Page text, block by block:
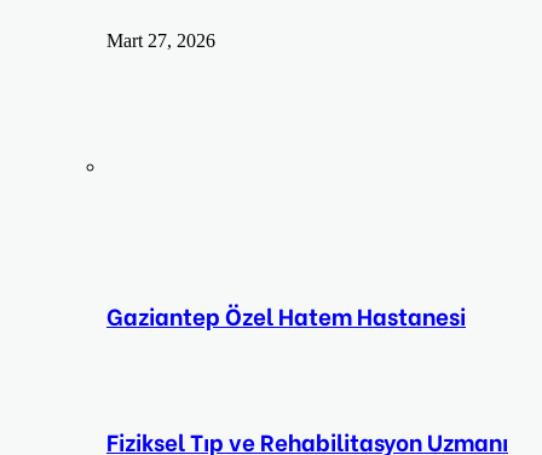
Mart 27, 2026
Gaziantep Özel Hatem Hastanesi
Fiziksel Tıp ve Rehabilitasyon Uzmanı